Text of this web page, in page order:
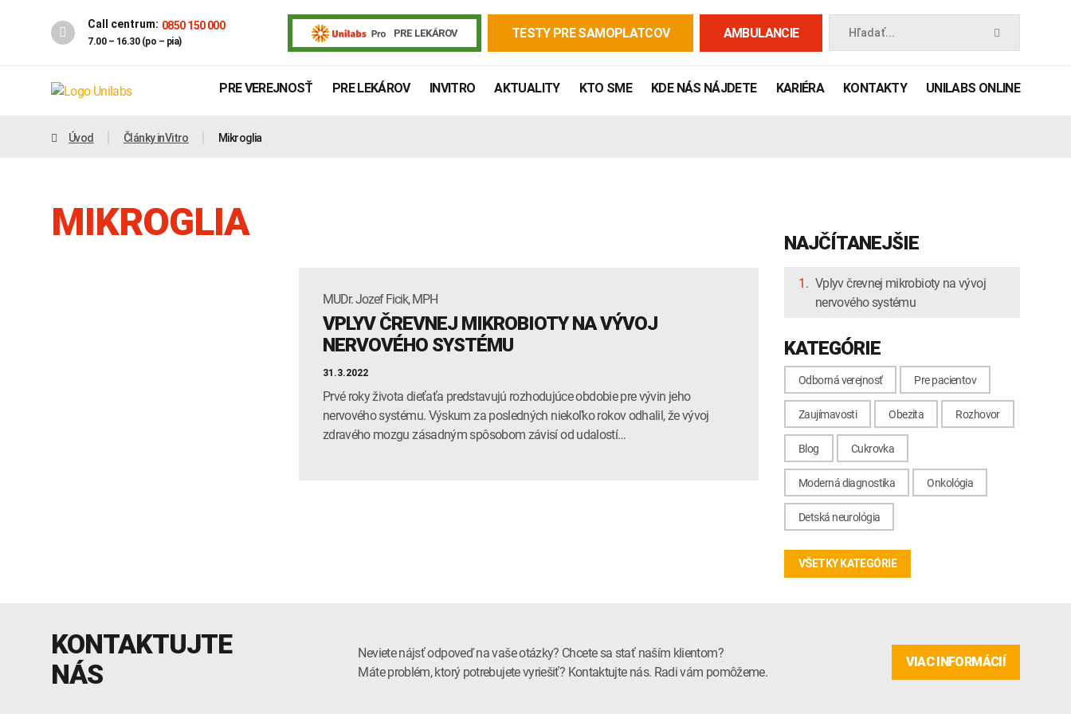
Call centrum: 0850 150 000
7.00 – 16.30 (po – pia)
PRE LEKÁROV TESTY PRE SAMOPLATCOV AMBULANCIE Hľadať...
Covid-19 Žiadanky a tlačivá
INTOLERANCIA POTRAVÍN Lymská borelióza Human papillomavirus (HPV)
PRE VEREJNOSŤ PRE LEKÁROV INVITRO AKTUALITY KTO SME KDE NÁS NÁJDETE KARIÉRA KONTAKTY UNILABS ONLINE
Úvod Články inVitro Mikroglia
MIKROGLIA
MUDr. Jozef Ficik, MPH
VPLYV ČREVNEJ MIKROBIOTY NA VÝVOJ
NERVOVÉHO SYSTÉMU
31.3.2022
Prvé roky života dieťaťa predstavujú rozhodujúce obdobie pre vývin jeho
nervového systému. Výskum za posledných niekoľko rokov odhalil, že vývoj
zdravého mozgu zásadným spôsobom závisí od udalostí…
NAJČÍTANEJŠIE
1. Vplyv črevnej mikrobioty na vývoj
nervového systému
KATEGÓRIE
Odborná verejnosť Pre pacientov
Zaujímavosti Obezita Rozhovor
Blog Cukrovka
Moderná diagnostika Onkológia
Detská neurológia
VŠETKY KATEGÓRIE
KONTAKTUJTE
NÁS
Neviete nájsť odpoveď na vaše otázky? Chcete sa stať naším klientom?
Máte problém, ktorý potrebujete vyriešiť? Kontaktujte nás. Radi vám pomôžeme.
VIAC INFORMÁCIÍ